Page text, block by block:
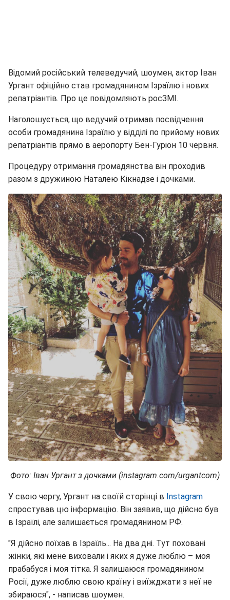
Відомий російський телеведучий, шоумен, актор Іван
Ургант офіційно став громадянином Ізраїлю і нових
репатріантів. Про це повідомляють росЗМІ.
Наголошується, що ведучий отримав посвідчення
особи громадянина Ізраїлю у відділі по прийому нових
репатріантів прямо в аеропорту Бен-Гуріон 10 червня.
Процедуру отримання громадянства він проходив
разом з дружиною Наталею Кікнадзе і дочками.
Фото: Іван Ургант з дочками (instagram.com/urgantcom)
У свою чергу, Ургант на своїй сторінці в Іnstagram
спростував цю інформацію. Він заявив, що дійсно був
в Ізраїлі, але залишається громадянином РФ.
"Я дійсно поїхав в Ізраїль... На два дні. Тут поховані
жінки, які мене виховали і яких я дуже люблю – моя
прабабуся і моя тітка. Я залишаюся громадянином
Росії, дуже люблю свою країну і виїжджати з неї не
збираюся", - написав шоумен.